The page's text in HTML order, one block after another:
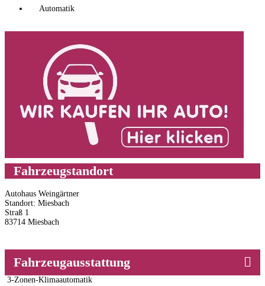
Automatik
Fahrzeugstandort
Autohaus Weingärtner
Standort: Miesbach
Straß 1
83714 Miesbach
Fahrzeugausstattung
3-Zonen-Klimaautomatik